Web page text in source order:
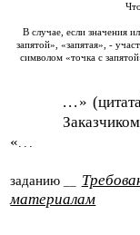
В случае, если значения
запятой», «запятая», -
символом «точка с
...»
«...
заданию
материалам